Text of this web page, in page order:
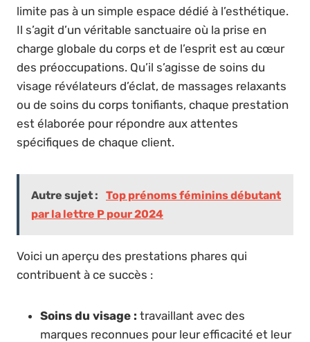
limite pas à un simple espace dédié à l’esthétique.
Il s’agit d’un véritable sanctuaire où la prise en
charge globale du corps et de l’esprit est au cœur
des préoccupations. Qu’il s’agisse de soins du
visage révélateurs d’éclat, de massages relaxants
ou de soins du corps tonifiants, chaque prestation
est élaborée pour répondre aux attentes
spécifiques de chaque client.
Autre sujet :
Top prénoms féminins débutant
par la lettre P pour 2024
Voici un aperçu des prestations phares qui
contribuent à ce succès :
Soins du visage : travaillant avec des
marques reconnues pour leur efficacité et leur